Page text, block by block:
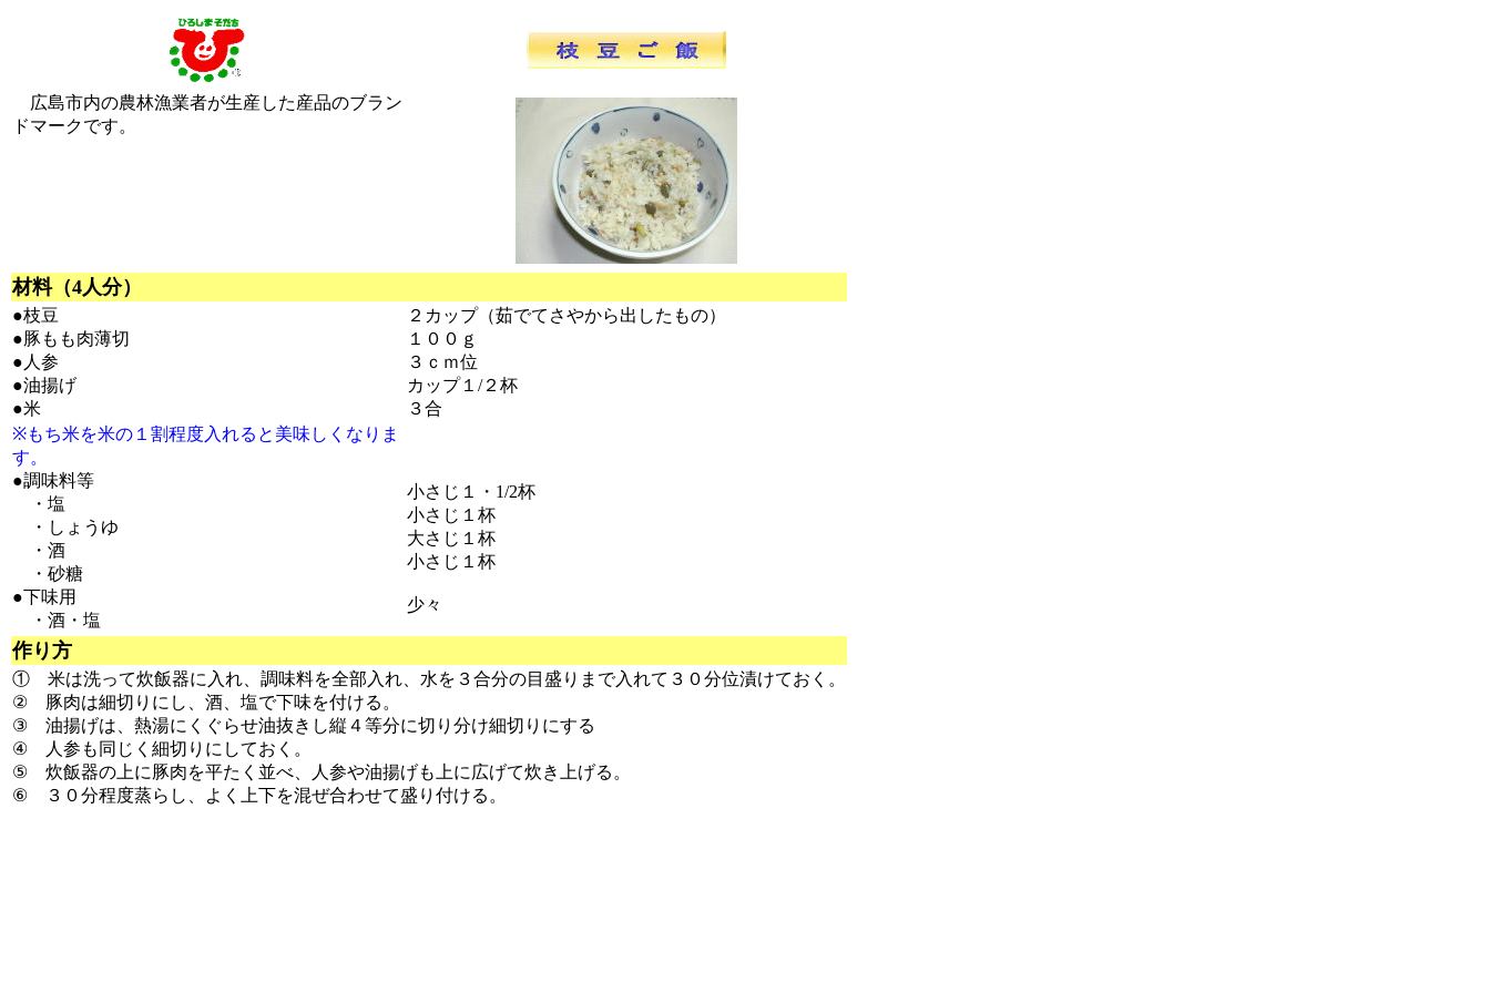
広島市内の農林漁業者が生産した産品のブラン
ドマークです。
材料（4人分）
●枝豆
●豚もも肉薄切
●人参
●油揚げ
●米
※もち米を米の１割程度入れると美味しくなりま
す。
●調味料等
・塩
・しょうゆ
・酒
・砂糖
●下味用
・酒・塩
２カップ（茹でてさやから出したもの）
１００ｇ
３ｃｍ位
カップ１/２杯
３合
小さじ１・1/2杯
小さじ１杯
大さじ１杯
小さじ１杯
少々
作り方
① 米は洗って炊飯器に入れ、調味料を全部入れ、水を３合分の目盛りまで入れて３０分位漬けておく。
② 豚肉は細切りにし、酒、塩で下味を付ける。
③ 油揚げは、熱湯にくぐらせ油抜きし縦４等分に切り分け細切りにする
④ 人参も同じく細切りにしておく。
⑤ 炊飯器の上に豚肉を平たく並べ、人参や油揚げも上に広げて炊き上げる。
⑥ ３０分程度蒸らし、よく上下を混ぜ合わせて盛り付ける。